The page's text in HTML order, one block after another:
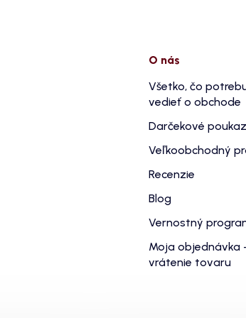
O nás
Všetko, čo
vedieť o obchode
Darčekové
Veľkoobchodný
Recenzie
Blog
Vernostný
Moja objednávka
vrátenie tovaru